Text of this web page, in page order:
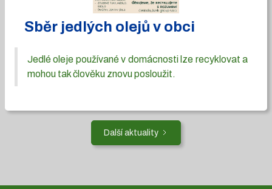
Sběr jedlých olejů v obci
Jedlé oleje používané v domácnosti lze recyklovat a
mohou tak člověku znovu posloužit.
Další aktuality